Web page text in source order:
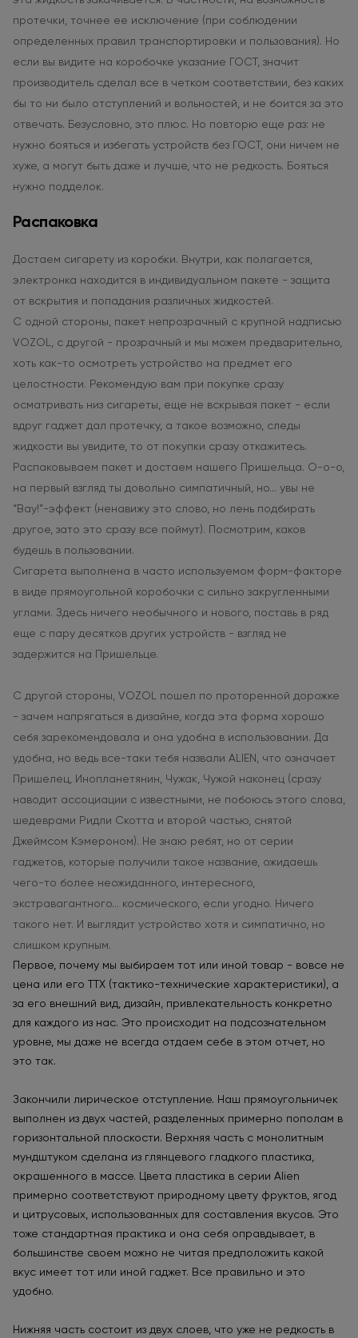
протечки, точнее ее исключение (при соблюдении
определенных правил транспортировки и пользования). Но
если вы видите на коробочке указание ГОСТ, значит
производитель сделал все в четком соответствии, без каких
бы то ни было отступлений и вольностей, и не боится за это
отвечать. Безусловно, это плюс. Но повторю еще раз: не
нужно бояться и избегать устройств без ГОСТ, они ничем не
хуже, а могут быть даже и лучше, что не редкость. Бояться
нужно подделок.
Распаковка
Достаем сигарету из коробки. Внутри, как полагается,
электронка находится в индивидуальном пакете - защита
от вскрытия и попадания различных жидкостей.
С одной стороны, пакет непрозрачный с крупной надписью
VOZOL, с другой - прозрачный и мы можем предварительно,
хоть как-то осмотреть устройство на предмет его
целостности. Рекомендую вам при покупке сразу
осматривать низ сигареты, еще не вскрывая пакет - если
вдруг гаджет дал протечку, а такое возможно, следы
жидкости вы увидите, то от покупки сразу откажитесь.
Распаковываем пакет и достаем нашего Пришельца. О-о-о,
на первый взгляд ты довольно симпатичный, но... увы не
“Вау!”-эффект (ненавижу это слово, но лень подбирать
другое, зато это сразу все поймут). Посмотрим, каков
будешь в пользовании.
Сигарета выполнена в часто используемом форм-факторе
в виде прямоугольной коробочки с сильно закругленными
углами. Здесь ничего необычного и нового, поставь в ряд
еще с пару десятков других устройств - взгляд не
задержится на Пришельце.
С другой стороны, VOZOL пошел по проторенной дорожке
- зачем напрягаться в дизайне, когда эта форма хорошо
себя зарекомендовала и она удобна в использовании. Да
удобна, но ведь все-таки тебя назвали ALIEN, что означает
Пришелец, Инопланетянин, Чужак, Чужой наконец (сразу
наводит ассоциации с известными, не побоюсь этого слова,
шедеврами Ридли Скотта и второй частью, снятой
Джеймсом Кэмероном). Не знаю ребят, но от серии
гаджетов, которые получили такое название, ожидаешь
чего-то более неожиданного, интересного,
экстравагантного... космического, если угодно. Ничего
такого нет. И выглядит устройство хотя и симпатично, но
слишком крупным.
Первое, почему мы выбираем тот или иной товар - вовсе не
цена или его ТТХ (тактико-технические характеристики), а
за его внешний вид, дизайн, привлекательность конкретно
для каждого из нас. Это происходит на подсознательном
уровне, мы даже не всегда отдаем себе в этом отчет, но
это так.
Закончили лирическое отступление. Наш прямоугольничек
выполнен из двух частей, разделенных примерно пополам в
горизонтальной плоскости. Верхняя часть с монолитным
мундштуком сделана из глянцевого гладкого пластика,
окрашенного в массе. Цвета пластика в серии Alien
примерно соответствуют природному цвету фруктов, ягод
и цитрусовых, использованных для составления вкусов. Это
тоже стандартная практика и она себя оправдывает, в
большинстве своем можно не читая предположить какой
вкус имеет тот или иной гаджет. Все правильно и это
удобно.
Нижняя часть состоит из двух слоев, что уже не редкость в